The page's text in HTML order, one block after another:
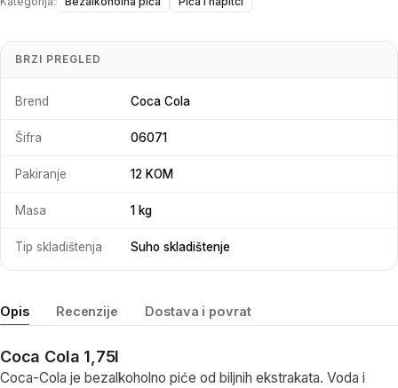
Opis Recenzije Dostava i povrat
Coca Cola 1,75l
Coca-Cola je bezalkoholno piće od biljnih ekstrakata. Voda i
BRZI PREGLED
Brend Coca Cola
Šifra 06071
Pakiranje 12 KOM
Masa 1 kg
Tip skladištenja Suho skladištenje